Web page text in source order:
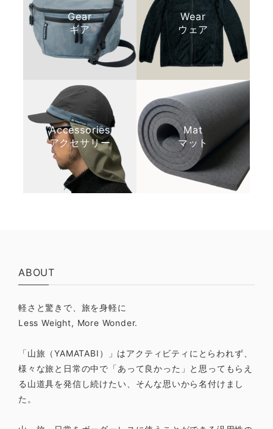
Gear
ギア
Wear
ウェア
Accessories
アクセサリー
Mat
マット
ABOUT
軽さと驚きで、旅を身軽に
Less Weight, More Wonder.
「山旅（YAMATABI）」はアクティビティにとらわれず、
様々な旅と日常の中で「あって良かった」と思ってもらえ
る山道具を発信し続けたい、そんな思いから名付けまし
た。